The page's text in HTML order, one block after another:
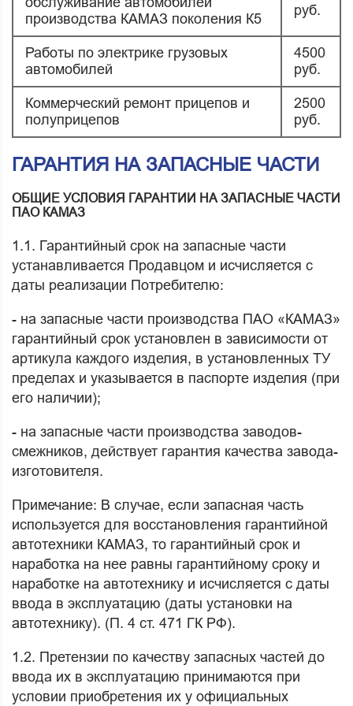
производства КАМАЗ поколения К5
руб.
Работы по электрике грузовых
автомобилей
4500
руб.
Коммерческий ремонт прицепов и
полуприцепов
2500
руб.
ГАРАНТИЯ НА ЗАПАСНЫЕ ЧАСТИ
ОБЩИЕ УСЛОВИЯ ГАРАНТИИ НА ЗАПАСНЫЕ ЧАСТИ
ПАО КАМАЗ
1.1. Гарантийный срок на запасные части
устанавливается Продавцом и исчисляется с
даты реализации Потребителю:
- на запасные части производства ПАО «КАМАЗ»
гарантийный срок установлен в зависимости от
артикула каждого изделия, в установленных ТУ
пределах и указывается в паспорте изделия (при
его наличии);
- на запасные части производства заводов-
смежников, действует гарантия качества завода-
изготовителя.
Примечание: В случае, если запасная часть
используется для восстановления гарантийной
автотехники КАМАЗ, то гарантийный срок и
наработка на нее равны гарантийному сроку и
наработке на автотехнику и исчисляется с даты
ввода в эксплуатацию (даты установки на
автотехнику). (П. 4 ст. 471 ГК РФ).
1.2. Претензии по качеству запасных частей до
ввода их в эксплуатацию принимаются при
условии приобретения их у официальных